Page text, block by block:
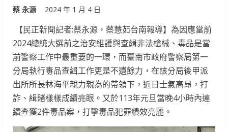
蔡 永源 2024 年 1 月 4 日
【民正新聞記者:蔡永源，蔡慧茹台南報導】為因應當前
2024總統大選前之治安維護與查緝非法槍械、毒品是當
前警察工作中最重要的一環，而臺南市政府警察局第一
分局執行毒品查緝工作更是不遺餘力，在該分局後甲派
出所所長林海平親力親為的帶領下，近日士氣高昂，打
詐、緝賭樣樣成績亮眼。又於113年元旦當晚4小時內連
續查獲2件毒品案，打擊毒品犯罪績效亮麗。